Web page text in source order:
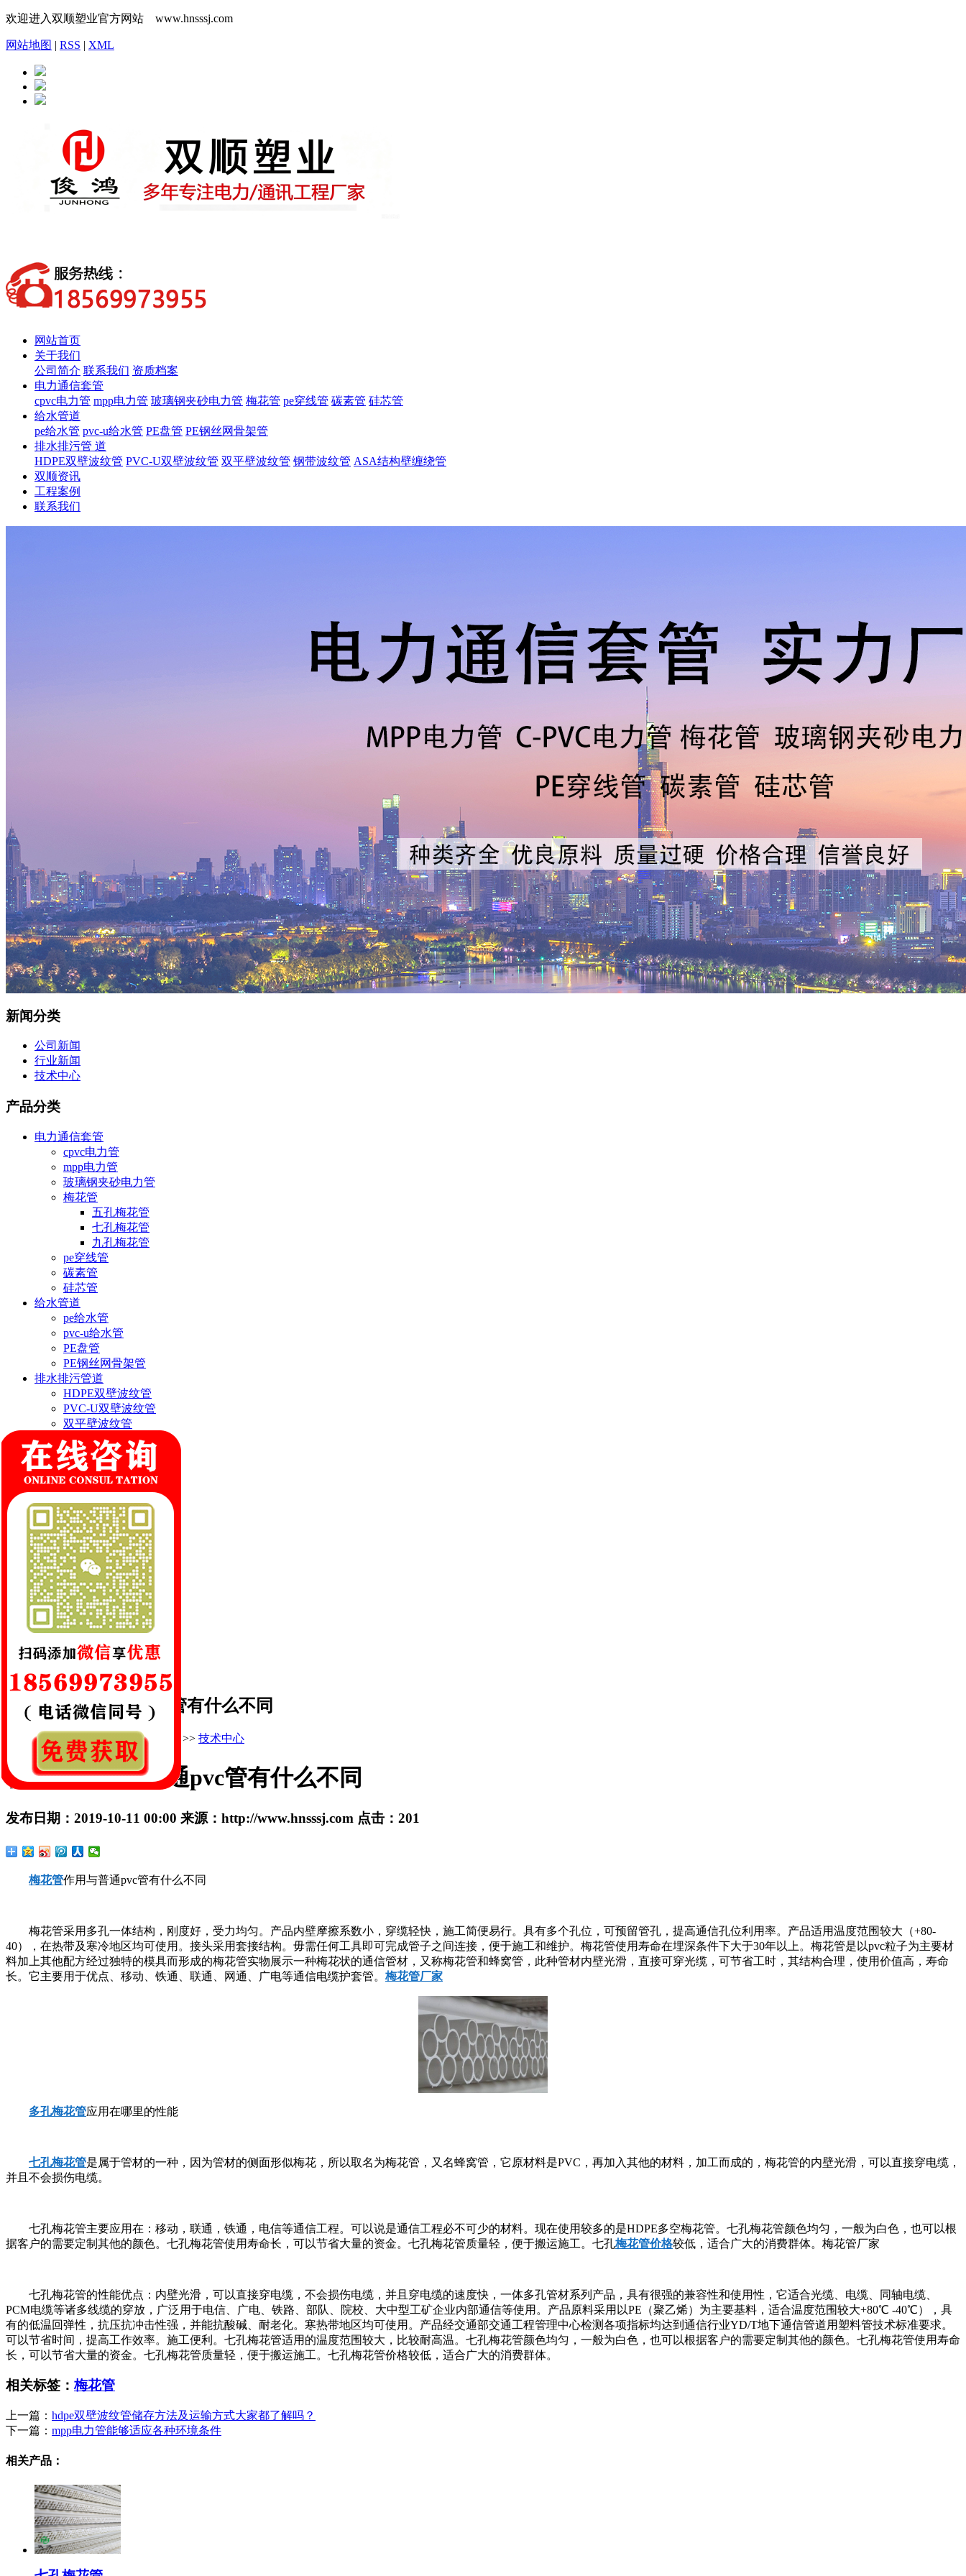
欢迎进入双顺塑业官方网站 www.hnsssj.com
网站地图 | RSS | XML
网站首页
关于我们
公司简介 联系我们 资质档案
电力通信套管
cpvc电力管 mpp电力管 玻璃钢夹砂电力管 梅花管 pe穿线管 碳素管 硅芯管
给水管道
pe给水管 pvc-u给水管 PE盘管 PE钢丝网骨架管
排水排污管 道
HDPE双壁波纹管 PVC-U双壁波纹管 双平壁波纹管 钢带波纹管 ASA结构壁缠绕管
双顺资讯
工程案例
联系我们
新闻分类
公司新闻
行业新闻
技术中心
产品分类
电力通信套管
cpvc电力管
mpp电力管
玻璃钢夹砂电力管
梅花管
五孔梅花管
七孔梅花管
九孔梅花管
pe穿线管
碳素管
硅芯管
给水管道
pe给水管
pvc-u给水管
PE盘管
PE钢丝网骨架管
排水排污管道
HDPE双壁波纹管
PVC-U双壁波纹管
双平壁波纹管
钢带波纹管
ASA结构壁缠绕管
联系我们
郑州市双顺塑业有限公司
联系人:缪经理
手机:18569973955
邮箱:519050916@qq.com
网址:www.hnsssj.com
地址:新郑市辛店镇后高庄村
梅花管作用与普通pvc管有什么不同
您的当前位置： 首 页 >> 新闻中心 >> 技术中心
梅花管作用与普通pvc管有什么不同
发布日期： 2019-10-11 00:00 来源： http://www.hnsssj.com 点击： 201
梅花管作用与普通pvc管有什么不同
梅花管采用多孔一体结构，刚度好，受力均匀。产品内壁摩擦系数小，穿缆轻快，施工简便易行。具有多个孔位，可预留管孔，提高通信孔位利用率。产品适用温度范围较大（+80-
40），在热带及寒冷地区均可使用。接头采用套接结构。毋需任何工具即可完成管子之间连接，便于施工和维护。梅花管使用寿命在埋深条件下大于30年以上。梅花管是以pvc粒子为主要材
料加上其他配方经过独特的模具而形成的梅花管实物展示一种梅花状的通信管材，又称梅花管和蜂窝管，此种管材内壁光滑，直接可穿光缆，可节省工时，其结构合理，使用价值高，寿命
长。它主要用于优点、移动、铁通、联通、网通、广电等通信电缆护套管。 梅花管厂家
多孔梅花管应用在哪里的性能
七孔梅花管是属于管材的一种，因为管材的侧面形似梅花，所以取名为梅花管，又名蜂窝管，它原材料是PVC，再加入其他的材料，加工而成的，梅花管的内壁光滑，可以直接穿电缆，
并且不会损伤电缆。
七孔梅花管主要应用在：移动，联通，铁通，电信等通信工程。可以说是通信工程必不可少的材料。现在使用较多的是HDPE多空梅花管。七孔梅花管颜色均匀，一般为白色，也可以根
据客户的需要定制其他的颜色。七孔梅花管使用寿命长，可以节省大量的资金。七孔梅花管质量轻，便于搬运施工。七孔梅花管价格较低，适合广大的消费群体。梅花管厂家
七孔梅花管的性能优点：内壁光滑，可以直接穿电缆，不会损伤电缆，并且穿电缆的速度快，一体多孔管材系列产品，具有很强的兼容性和使用性，它适合光缆、电缆、同轴电缆、
PCM电缆等诸多线缆的穿放，广泛用于电信、广电、铁路、部队、院校、大中型工矿企业内部通信等使用。产品原料采用以PE（聚乙烯）为主要基料，适合温度范围较大+80℃ -40℃），具
有的低温回弹性，抗压抗冲击性强，并能抗酸碱、耐老化。寒热带地区均可使用。产品经交通部交通工程管理中心检测各项指标均达到通信行业YD/T地下通信管道用塑料管技术标准要求。
可以节省时间，提高工作效率。施工便利。七孔梅花管适用的温度范围较大，比较耐高温。七孔梅花管颜色均匀，一般为白色，也可以根据客户的需要定制其他的颜色。七孔梅花管使用寿命
长，可以节省大量的资金。七孔梅花管质量轻，便于搬运施工。七孔梅花管价格较低，适合广大的消费群体。
相关标签：梅花管
上一篇： hdpe双壁波纹管储存方法及运输方式大家都了解吗？
下一篇： mpp电力管能够适应各种环境条件
相关产品：